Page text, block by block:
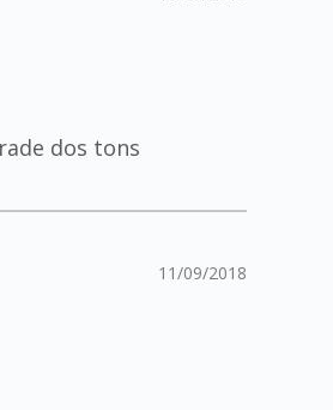
dos tons
11/09/2018